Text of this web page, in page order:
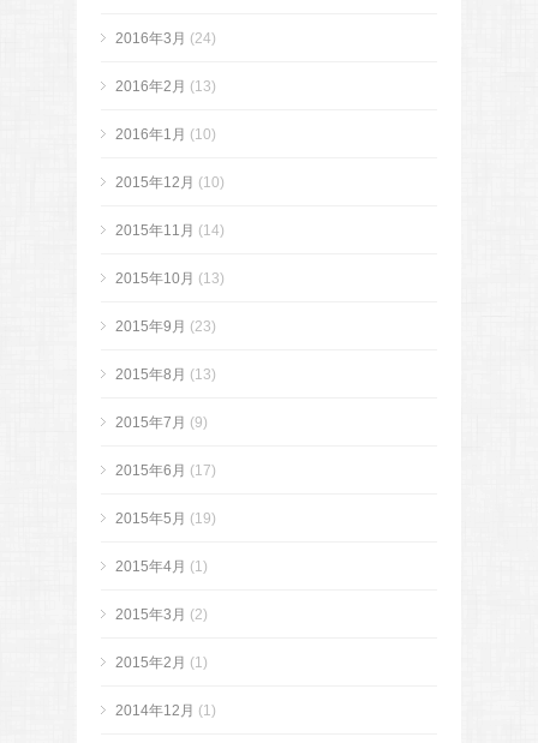
2016年3月 (24)
2016年2月 (13)
2016年1月 (10)
2015年12月 (10)
2015年11月 (14)
2015年10月 (13)
2015年9月 (23)
2015年8月 (13)
2015年7月 (9)
2015年6月 (17)
2015年5月 (19)
2015年4月 (1)
2015年3月 (2)
2015年2月 (1)
2014年12月 (1)